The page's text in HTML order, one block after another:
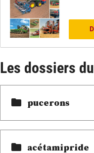
Les dossiers
pucerons
acétamipride